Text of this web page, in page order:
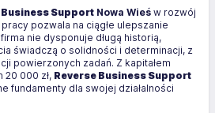
Business Support Nowa Wieś w rozwój
pozwala na ciągłe ulepszanie
nie dysponuje długą historią,
świadczą o solidności i determinacji, z
powierzonych zadań. Z kapitałem
20 000 zł, Reverse Business Support
fundamenty dla swojej działalności